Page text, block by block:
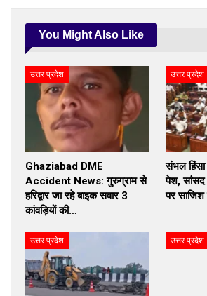
You Might Also Like
उत्तर प्रदेश
Ghaziabad DME
Accident News: गुरुग्राम से
हरिद्वार जा रहे बाइक सवार 3
कांवड़ियों की…
उत्तर प्रदेश
संभल हिंसा
पेश,
पर
उत्तर प्रदेश उत्तर प्रदेश